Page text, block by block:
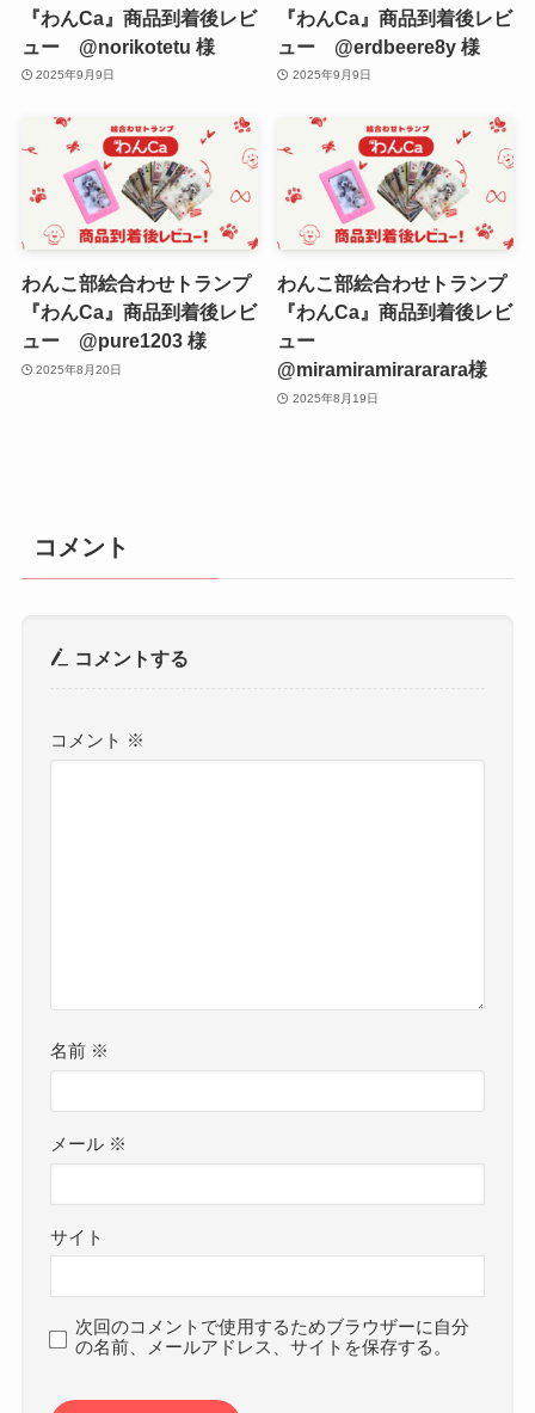
『わんCa』商品到着後レビ
ュー @norikotetu 様
2025年9月9日
『わんCa』商品到着後レビ
ュー @erdbeere8y 様
2025年9月9日
わんこ部絵合わせトランプ
『わんCa』商品到着後レビ
ュー @pure1203 様
2025年8月20日
わんこ部絵合わせトランプ
『わんCa』商品到着後レビ
ュー
@miramiramirararara様
2025年8月19日
コメント
コメントする
コメント ※
名前 ※
メール ※
サイト
次回のコメントで使用するためブラウザーに自分
の名前、メールアドレス、サイトを保存する。